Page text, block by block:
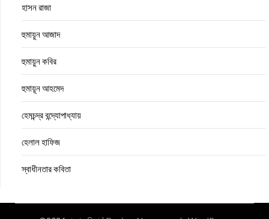
হাসন রাজা
হুমায়ুন আজাদ
হুমায়ুন কবির
হুমায়ূন আহমেদ
হেমচন্দ্র বন্দ্যোপাধ্যায়
হেলাল হাফিজ
স্বাধীনতার কবিতা